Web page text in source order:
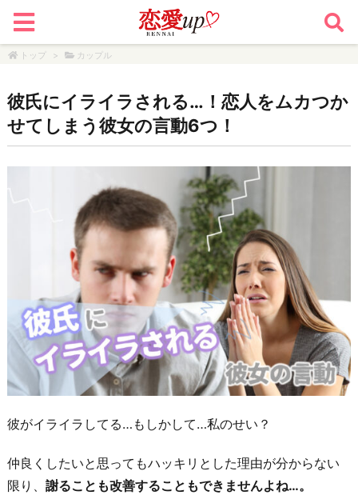
トップ > カップル
彼氏にイライラされる…！恋人をムカつか
せてしまう彼女の言動6つ！
彼がイライラしてる…もしかして…私のせい？
仲良くしたいと思ってもハッキリとした理由が分からない
限り、 謝ることも改善することもできませんよね…。